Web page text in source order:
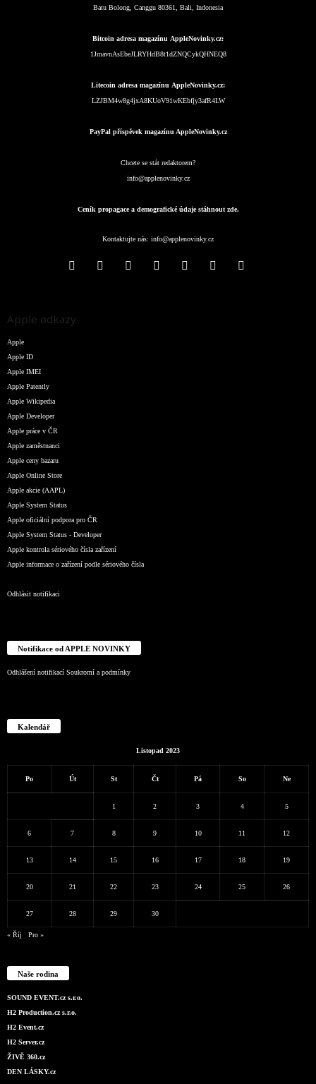
Batu Bolong, Canggu 80361, Bali, Indonesia
Bitcoin adresa magazínu AppleNovinky.cz:
1JmavnAsEbeJLRYHdB8t1dZNQCykQHNEQ8
Litecoin adresa magazínu AppleNovinky.cz:
LZJBM4w8g4jxA8KUoV91wKEbfjy3afR4LW
PayPal příspěvek magazínu AppleNovinky.cz
Chcete se stát redaktorem?
info@applenovinky.cz
Ceník propagace a demografické údaje stáhnout zde.
Kontaktujte nás: info@applenovinky.cz
Apple odkazy
Apple
Apple ID
Apple IMEI
Apple Patently
Apple Wikipedia
Apple Developer
Apple práce v ČR
Apple zaměstnanci
Apple ceny bazaru
Apple Online Store
Apple akcie (AAPL)
Apple System Status
Apple oficiální podpora pro ČR
Apple System Status - Developer
Apple kontrola sériového čísla zařízení
Apple informace o zařízení podle sériového čísla
Odhlásit notifikaci
Notifikace od APPLE NOVINKY
Odhlášení notifikací Soukromí a podmínky
Kalendář
Listopad 2023
Po Út St Čt Pá So Ne
1 2 3 4 5
6 7 8 9 10 11 12
13 14 15 16 17 18 19
20 21 22 23 24 25 26
27 28 29 30
« Říj Pro »
Naše rodina
SOUND EVENT.cz s.r.o.
H2 Production.cz s.r.o.
H2 Event.cz
H2 Server.cz
ŽIVĚ 360.cz
DEN LÁSKY.cz